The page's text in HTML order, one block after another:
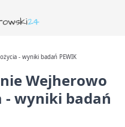
- wyniki badań PEWIK
Wejherowo
- wyniki badań